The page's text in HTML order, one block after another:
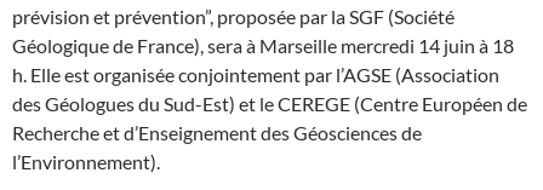
prévision et prévention”, proposée par la SGF (Société
Géologique de France), sera à Marseille mercredi 14 juin à 18
h. Elle est organisée conjointement par l’AGSE (Association
des Géologues du Sud-Est) et le CEREGE (Centre Européen de
Recherche et d’Enseignement des Géosciences de
l’Environnement).